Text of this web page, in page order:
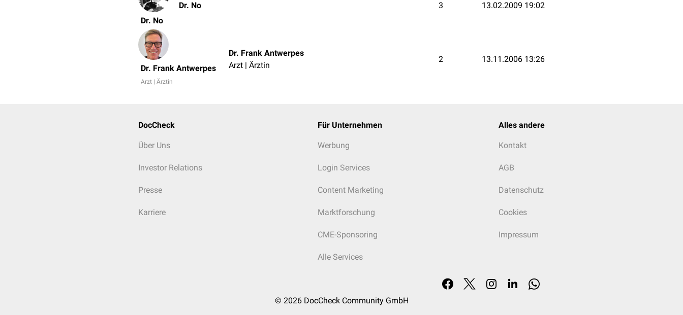
Dr. No
Dr. No 3 13.02.2009 19:02
Dr. Frank Antwerpes
Arzt | Ärztin
Dr. Frank Antwerpes
Arzt | Ärztin
2 13.11.2006 13:26
DocCheck
Über Uns
Investor Relations
Presse
Karriere
Für Unternehmen
Werbung
Login Services
Content Marketing
Marktforschung
CME-Sponsoring
Alle Services
Alles andere
Kontakt
AGB
Datenschutz
Cookies
Impressum
© 2026 DocCheck Community GmbH